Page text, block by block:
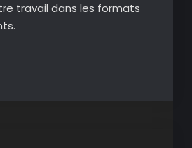
travail dans les formats